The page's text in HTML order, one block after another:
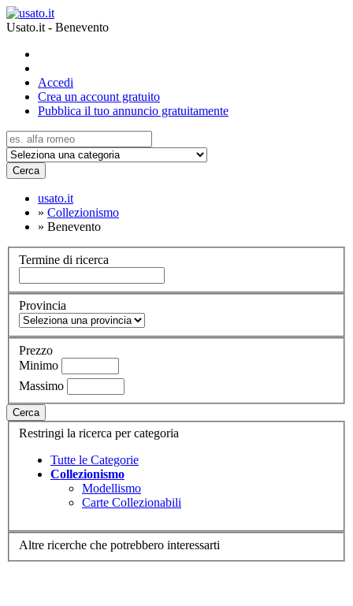
Usato.it - Benevento
Accedi
Crea un account gratuito
Pubblica il tuo annuncio gratuitamente
Cerca
usato.it
» Collezionismo
» Benevento
Termine di ricerca
Provincia
Prezzo
Minimo
Massimo
Cerca
Restringi la ricerca per categoria
Tutte le Categorie
Collezionismo
Modellismo
Carte Collezionabili
Altre ricerche che potrebbero interessarti